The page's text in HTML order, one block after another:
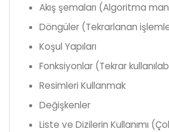
Akış şemaları (Algoritma
Döngüler (Tekrarlanan
Koşul Yapıları
Fonksiyonlar (Tekrar
Resimleri Kullanmak
Değişkenler
Liste ve Dizilerin Kullanımı